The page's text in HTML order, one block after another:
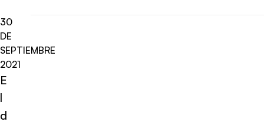
30
DE
SEPTIEMBRE
2021
E
l
d